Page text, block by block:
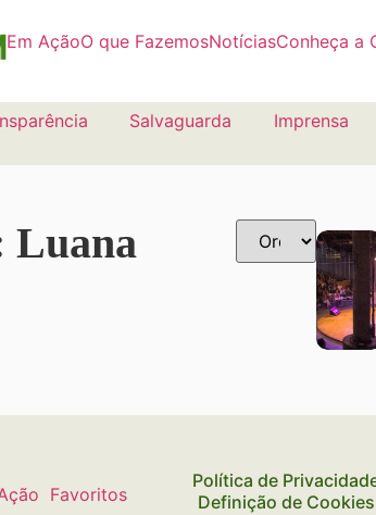
Em AçãoO que FazemosNotíciasConheça a
Salvaguarda Imprensa
Luana
Favoritos
Política de
Definição de Cookies